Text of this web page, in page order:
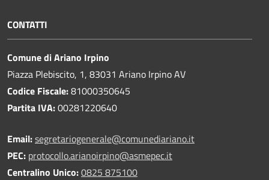
CONTATTI
Comune di Ariano Irpino
Piazza Plebiscito, 1, 83031 Ariano Irpino AV
Codice Fiscale:81000350645
Partita IVA:00281220640
Email:segretariogenerale@comunediariano.it
PEC: protocollo.arianoirpino@asmepec.it
Centralino Unico:0825 875100